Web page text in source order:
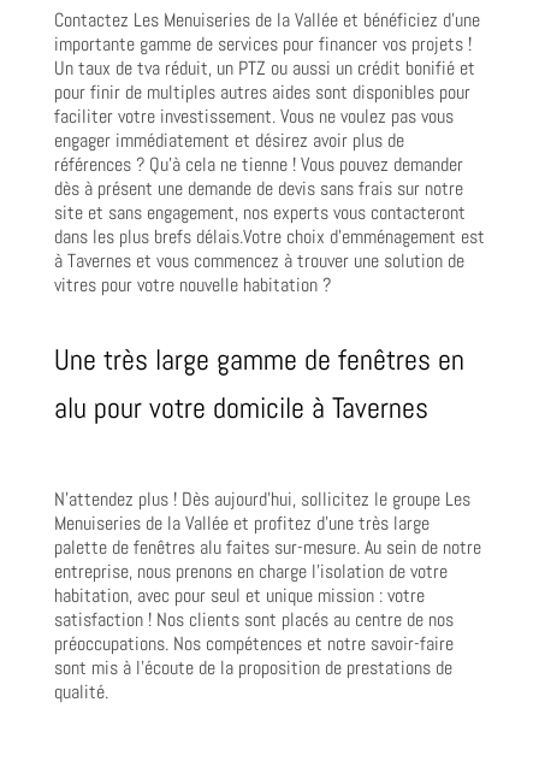
Contactez Les Menuiseries de la Vallée et bénéficiez d’une
importante gamme de services pour financer vos projets !
Un taux de tva réduit, un PTZ ou aussi un crédit bonifié et
pour finir de multiples autres aides sont disponibles pour
faciliter votre investissement. Vous ne voulez pas vous
engager immédiatement et désirez avoir plus de
références ? Qu’à cela ne tienne ! Vous pouvez demander
dès à présent une demande de devis sans frais sur notre
site et sans engagement, nos experts vous contacteront
dans les plus brefs délais.Votre choix d’emménagement est
à Tavernes et vous commencez à trouver une solution de
vitres pour votre nouvelle habitation ?
Une très large gamme de fenêtres en
alu pour votre domicile à Tavernes
N’attendez plus ! Dès aujourd’hui, sollicitez le groupe Les
Menuiseries de la Vallée et profitez d’une très large
palette de fenêtres alu faites sur-mesure. Au sein de notre
entreprise, nous prenons en charge l’isolation de votre
habitation, avec pour seul et unique mission : votre
satisfaction ! Nos clients sont placés au centre de nos
préoccupations. Nos compétences et notre savoir-faire
sont mis à l’écoute de la proposition de prestations de
qualité.